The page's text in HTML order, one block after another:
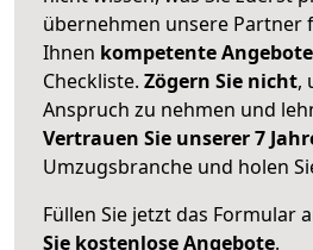
übernehmen unsere Partner
Ihnen kompetente Angebote
Checkliste. Zögern Sie nicht,
Anspruch zu nehmen und
Vertrauen Sie unserer 7
Umzugsbranche und holen
Füllen Sie jetzt das Formular
Sie kostenlose Angebote.